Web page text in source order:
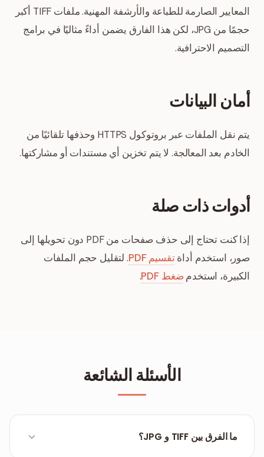
المعايير الصارمة للطباعة والأرشفة المهنية. ملفات TIFF أكبر
حجمًا من JPG، لكن هذا الفارق يضمن أداءً مثاليًا في برامج
التصميم الاحترافية.
أمان البيانات
يتم نقل الملفات عبر بروتوكول HTTPS وحذفها تلقائيًا من
الخادم بعد المعالجة. لا يتم تخزين أي مستندات أو مشاركتها.
أدوات ذات صلة
إذا كنت تحتاج إلى حذف صفحات من PDF دون تحويلها إلى
صور، استخدم أداةتقسيم PDF
. لتقليل حجم الملفات
الكبيرة، استخدمضغط PDF .
الأسئلة الشائعة
ما الفرق بين TIFF و JPG؟